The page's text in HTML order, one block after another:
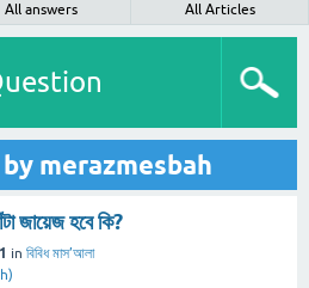
All answers All Articles
merazmesbah
জায়েজ হবে কি?
in বিবিধ মাস’আলা